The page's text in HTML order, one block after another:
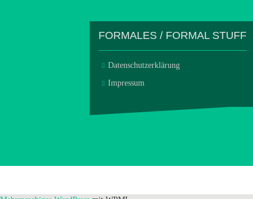
FORMALES / FORMAL STUFF
Datenschutzerklärung
Impressum